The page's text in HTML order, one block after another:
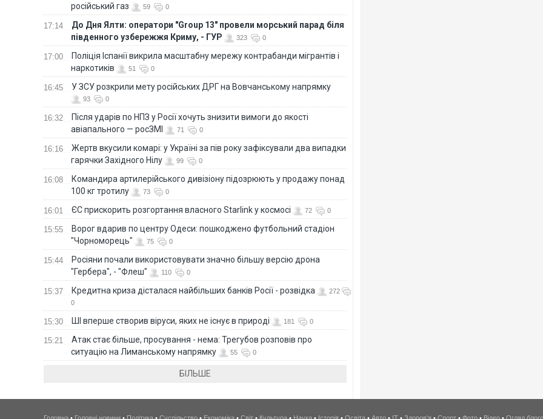
російський газ
59 0
17:14
До Дня Ялти: оператори "Group 13" провели морський парад біля
південного узбережжя Криму, - ГУР
323 0
17:00
Поліція Іспанії викрила масштабну мережу контрабанди мігрантів і
наркотиків
51 0
16:45 У ЗСУ розкрили мету російських ДРГ на Вовчанському напрямку
93 0
16:32
Після ударів по НПЗ у Росії хочуть знизити вимоги до якості
авіапального — росЗМІ
71 0
16:16
Жертв вкусили комарі: у Україні за пів року зафіксували два випадки
гарячки Західного Нілу
99 0
16:08
Командира артилерійського дивізіону підозрюють у продажу понад
100 кг тротилу
73 0
16:01 ЄС прискорить розгортання власного Starlink у космосі 72 0
15:55
Ворог вдарив по центру Одеси: пошкоджено футбольний стадіон
"Чорноморець"
75 0
15:44
Росіяни почали використовувати значно більшу версію дрона
"Гербера", - "Флеш"
110 0
15:37 Кредитна криза дісталася найбільших банків Росії - розвідка
272
0
15:30 ШІ вперше створив віруси, яких не існує в природі 181 0
15:21
Атак стає більше, просування - нема: Трегубов розповів про
ситуацію на Лиманському напрямку
55 0
БІЛЬШЕ